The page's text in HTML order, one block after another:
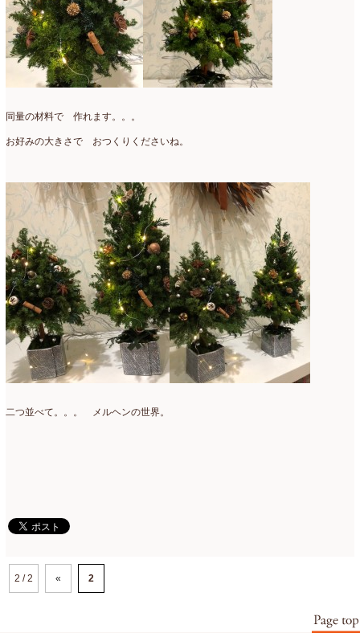
同量の材料で 作れます。。。
お好みの大きさで おつくりくださいね。
二つ並べて。。。 メルヘンの世界。
2 / 2 « 2